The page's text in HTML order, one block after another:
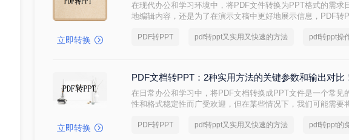
立即转换
在现代办公和学习环境中，将PDF文件转换为PPT格式的需求
地编辑内容，还是为了在演示文稿中更好地展示信息，PDF转
己的需求选择最合适的方式。
PDF转PPT pdf转ppt又实用又快速的方法 pdf转ppt操
立即转换
PDF文档转PPT：2种实用方法的关键参数和输出对比
在日常办公和学习中，将PDF文档转换成PPT文件是一个常见
性和格式稳定性而广受欢迎，但在某些情况下，我们可能需要
成PPT的实用方法。
PDF转PPT pdf转ppt又实用又快速的方法 pdf转ppt的